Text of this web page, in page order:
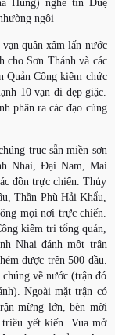
Hùng) nghe tin Duệ
ngôi
quân xâm lấn nước
cho Sơn Thánh và các
Quản Công kiêm chức
10 vạn đi dẹp giặc.
phân ra các đạo cùng
trục sẵn miền sơn
Nhai, Đại Nam, Mai
đồn trực chiến. Thủy
Thần Phù Hải Khẩu,
mọi nơi trực chiến.
kiêm tri tổng quản,
Nhai đánh một trận
được trên 500 đầu.
về nước (trận đó
Ngoài mặt trận có
mừng lớn, bèn mời
yết kiến. Vua mở